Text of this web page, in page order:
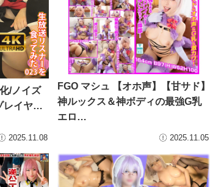
/ノイズ
レイヤ…
2025.11.08
FGO マシュ 【オホ声】【甘サド】
神ルックス＆神ボディの最強G乳
エロ…
2025.11.05